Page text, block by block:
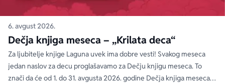
6. avgust 2026.
Dečja knjiga meseca – „Krilata deca“
Za ljubitelje knjige Laguna uvek ima dobre vesti! Svakog meseca
jedan naslov za decu proglašavamo za Dečju knjigu meseca. To
znači da će od 1. do 31. avgusta 2026. godine Dečja knjiga meseca